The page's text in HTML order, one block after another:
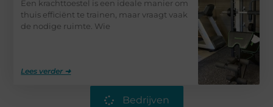
Een krachttoestel is een ideale manier om
thuis efficiënt te trainen, maar vraagt vaak
de nodige ruimte. Wie
Lees verder ➜
Bedrijven